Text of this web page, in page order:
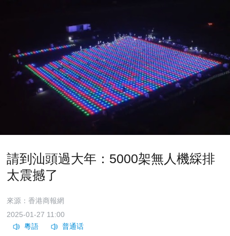
請到汕頭過大年：5000架無人機綵排
太震撼了
來源：香港商報網
2025-01-27 11:00